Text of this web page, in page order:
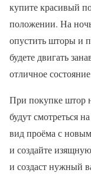
купите красивый
положении. На
опустить шторы и
будете двигать
отличное
При покупке штор
будут смотреться
вид проёма с
и создайте
и создаст нужный